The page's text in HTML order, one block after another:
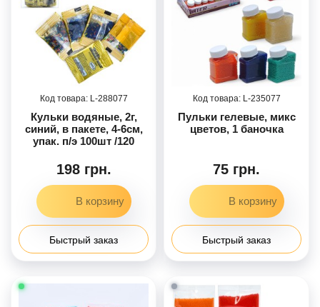
288077
Кульки водяные, 2г,
синий, в пакете, 4-6см,
упак. п/э 100шт /120
198 грн.
Быстрый заказ
235077
Пульки гелевые, микс
цветов, 1 баночка
75 грн.
Быстрый заказ